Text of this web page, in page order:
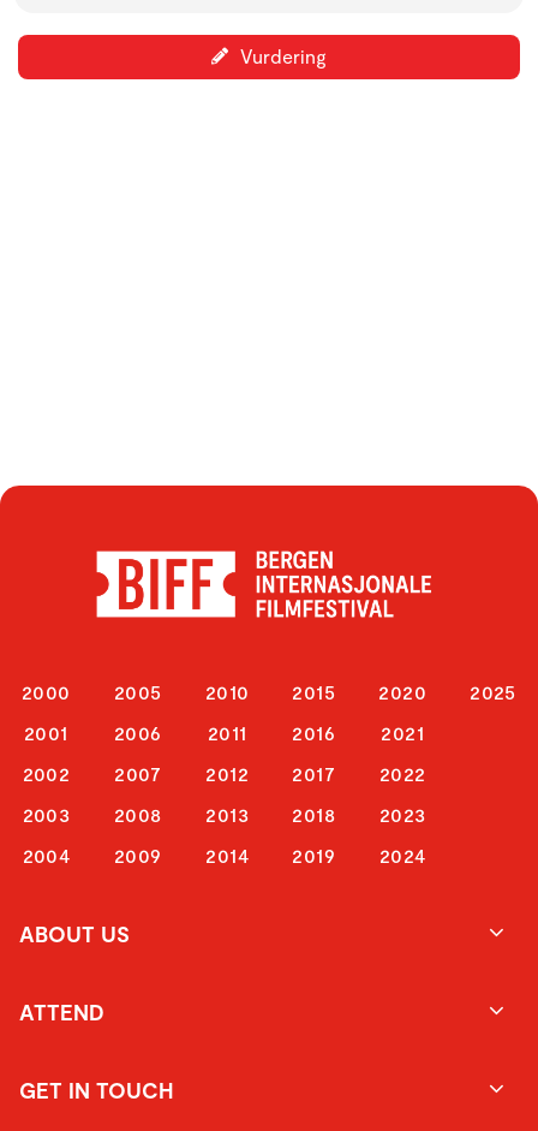
Vurdering
2000
2001
2002
2003
2004
2005
2006
2007
2008
2009
2010
2011
2012
2013
2014
2015
2016
2017
2018
2019
2020
2021
2022
2023
2024
2025
ABOUT US
ATTEND
GET IN TOUCH